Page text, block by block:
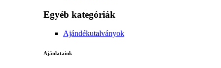
Egyéb kategóriák
Ajándékutalványok
Ajánlataink